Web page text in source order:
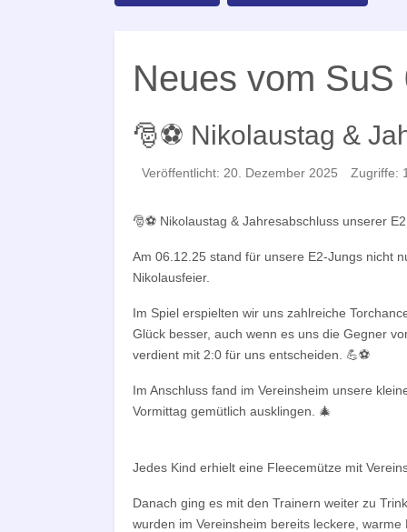
Neues vom SuS
🎅⚽ Nikolaustag &
Veröffentlicht: 20. Dezember 2025 Zugriffe:
🎅⚽ Nikolaustag & Jahresabschluss unserer E2
Am 06.12.25 stand für unsere E2-Jungs nicht
Nikolausfeier.
Im Spiel erspielten wir uns zahlreiche
Glück besser, auch wenn es uns die Gegner
verdient mit 2:0 für uns entscheiden. 💪⚽
Im Anschluss fand im Vereinsheim unsere
Vormittag gemütlich ausklingen. 🎄
Jedes Kind erhielt eine Fleecemütze mit
Danach ging es mit den Trainern weiter zu
wurden im Vereinsheim bereits leckere,